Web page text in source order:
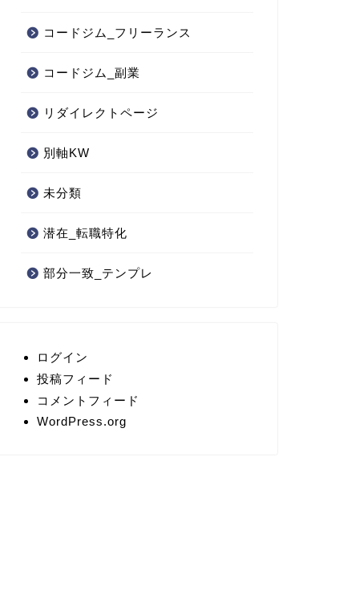
コードジム_フリーランス
コードジム_副業
リダイレクトページ
別軸KW
未分類
潜在_転職特化
部分一致_テンプレ
ログイン
投稿フィード
コメントフィード
WordPress.org